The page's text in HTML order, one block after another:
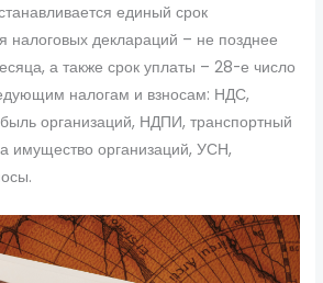
единый срок
налоговых деклараций – не позднее
а также срок уплаты – 28-е число
налогам и взносам: НДС,
организаций, НДПИ, транспортный
имущество организаций, УСН,